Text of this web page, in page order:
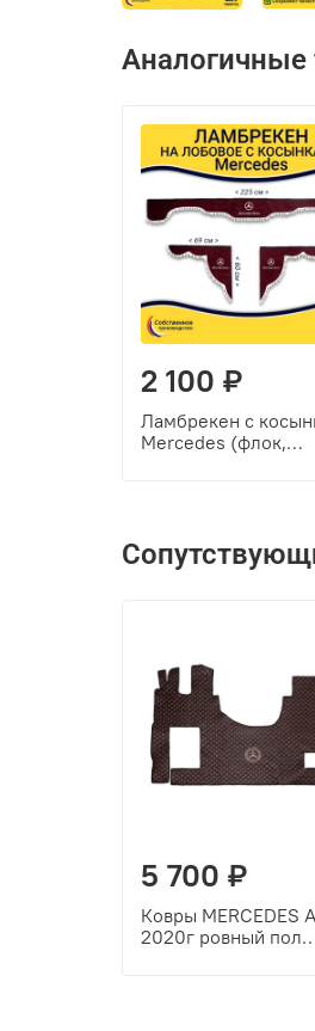
Аналогичные
2 100 ₽
Ламбрекен с
Mercedes (флок,
5 700 ₽
Ковры MERCEDES
2020г ровный пол